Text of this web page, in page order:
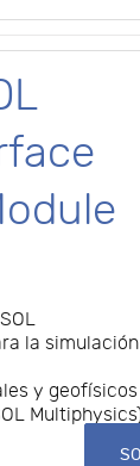
la simulación
y geofísicos
Multiphysics)